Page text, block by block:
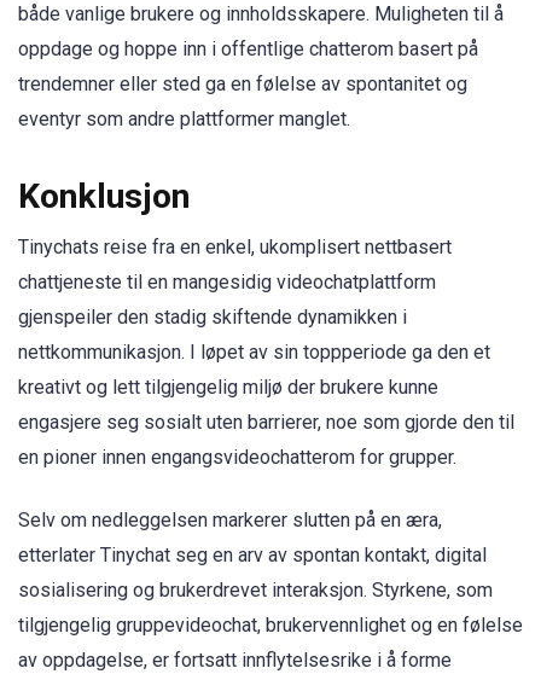
både vanlige brukere og innholdsskapere. Muligheten til å
oppdage og hoppe inn i offentlige chatterom basert på
trendemner eller sted ga en følelse av spontanitet og
eventyr som andre plattformer manglet.
Konklusjon
Tinychats reise fra en enkel, ukomplisert nettbasert
chattjeneste til en mangesidig videochatplattform
gjenspeiler den stadig skiftende dynamikken i
nettkommunikasjon. I løpet av sin toppperiode ga den et
kreativt og lett tilgjengelig miljø der brukere kunne
engasjere seg sosialt uten barrierer, noe som gjorde den til
en pioner innen engangsvideochatterom for grupper.
Selv om nedleggelsen markerer slutten på en æra,
etterlater Tinychat seg en arv av spontan kontakt, digital
sosialisering og brukerdrevet interaksjon. Styrkene, som
tilgjengelig gruppevideochat, brukervennlighet og en følelse
av oppdagelse, er fortsatt innflytelsesrike i å forme